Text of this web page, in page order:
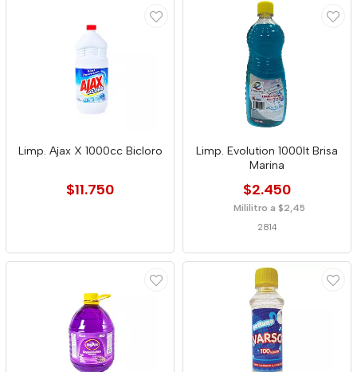
Limp. Ajax X 1000cc Bicloro
$11.750
Limp. Evolution 1000lt Brisa
Marina
$2.450
Mililitro a $2,45
2814